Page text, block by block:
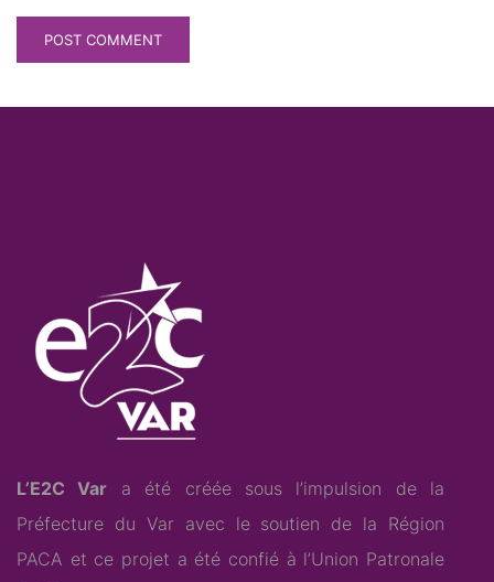
L’E2C Var a été créée sous l’impulsion de la
Préfecture du Var avec le soutien de la Région
PACA et ce projet a été confié à l’Union Patronale